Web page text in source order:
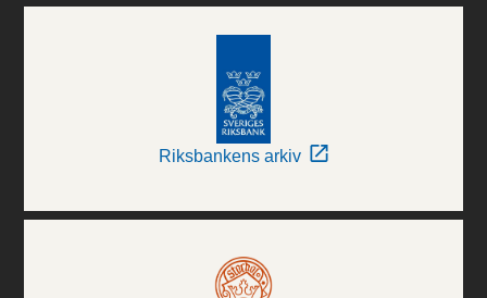
Riksbankens arkiv